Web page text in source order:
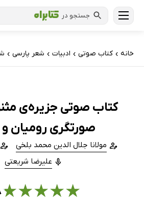
جستجو در
خانه › کتاب‌ صوتی › ادبیات › شعر پارسی ›
کتاب صوتی جزیره‌ی
صورتگری رومیان و
مولانا جلال الدین محمد بلخی
علیرضا شریعتی
★
★
★
★
★